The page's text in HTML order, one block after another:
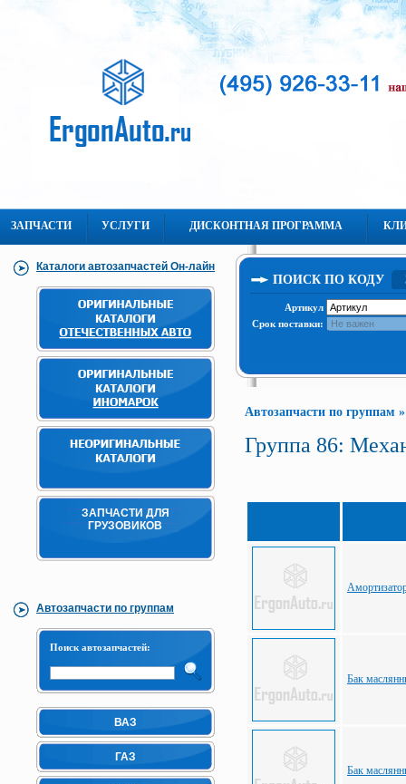
ЗАПЧАСТИ УСЛУГИ ДИСКОНТНАЯ ПРОГРАММА
Каталоги автозапчастей Он-лайн
ЗАПЧАСТИ ДЛЯ
ГРУЗОВИКОВ
Автозапчасти по группам
Поиск автозапчастей:
ВАЗ
ГАЗ
ПОИСК ПО КОДУ
Артикул
Срок поставки:
Автозапчасти по группам
Группа 86:
Бак
Бак